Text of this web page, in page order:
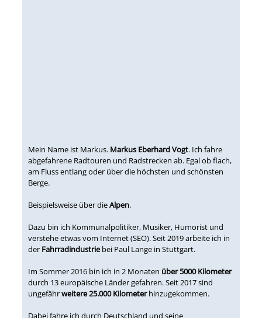
Mein Name ist Markus. Markus Eberhard Vogt. Ich fahre
abgefahrene Radtouren und Radstrecken ab. Egal ob flach,
am Fluss entlang oder über die höchsten und schönsten
Berge.
Beispielsweise über dieAlpen.
Dazu bin ich Kommunalpolitiker, Musiker, Humorist und
verstehe etwas vom Internet (SEO). Seit 2019 arbeite ich in
der Fahrradindustriebei Paul Lange in Stuttgart.
Im Sommer 2016 bin ich in 2 Monaten über 5000 Kilometer
durch 13 europäische Länder gefahren. Seit 2017 sind
ungefährweitere 25.000 Kilometerhinzugekommen.
Dabei fahre ich durch Deutschland und seine